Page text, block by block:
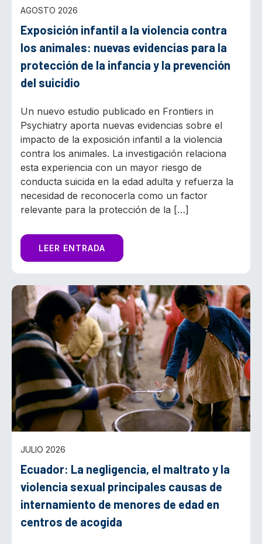
AGOSTO 2026
Exposición infantil a la violencia contra
los animales: nuevas evidencias para la
protección de la infancia y la prevención
del suicidio
Un nuevo estudio publicado en Frontiers in
Psychiatry aporta nuevas evidencias sobre el
impacto de la exposición infantil a la violencia
contra los animales. La investigación relaciona
esta experiencia con un mayor riesgo de
conducta suicida en la edad adulta y refuerza la
necesidad de reconocerla como un factor
relevante para la protección de la […]
LEER ENTRADA
JULIO 2026
Ecuador: La negligencia, el maltrato y la
violencia sexual principales causas de
internamiento de menores de edad en
centros de acogida